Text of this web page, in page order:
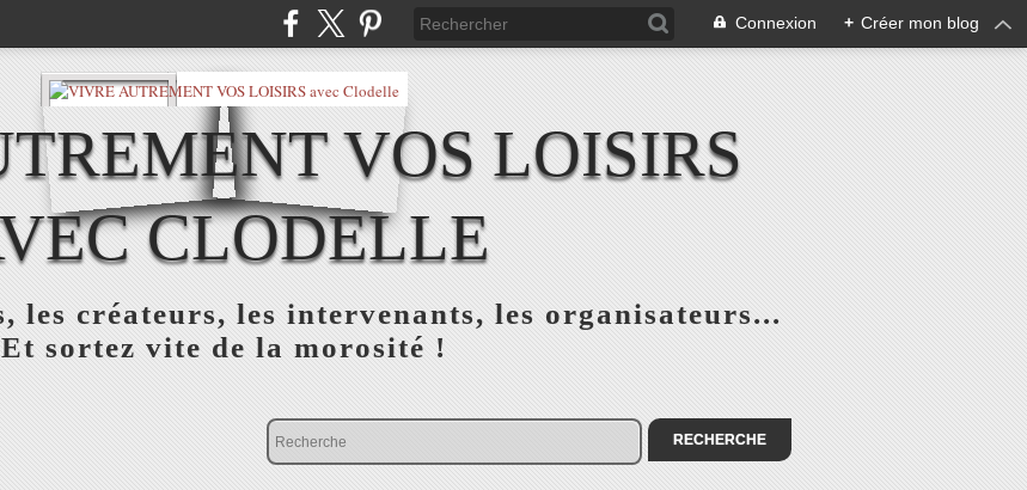
Connexion + Créer mon blog
VOS LOISIRS
CLODELLE
les créateurs, les intervenants, les organisateurs...
Et sortez vite de la morosité !